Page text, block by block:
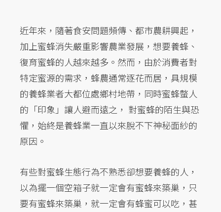
近年來，隨著食安問題頻傳、都市農耕興起，
加上蜜蜂消失嚴重影響農業發展，想要養蜂、
復育蜜蜂的人越來越多。然而，由於消費者對
特定蜜源的需求，蜂農通常逐花而居，具規模
的養蜂業者大都位處鄉村地帶，同時蜜蜂螫人
的「印象」讓人避而遠之， 對蜜蜂的陌生與恐
懼，始終是養蜂業一直以來脫不下神秘面紗的
原因。
有些對蜜蜂生態行為不熟悉卻想要養蜂的人，
以為擺一個空箱子就一定會有蜜蜂來築巢，只
要有蜜蜂來築巢，就一定會有蜂蜜可以吃，甚